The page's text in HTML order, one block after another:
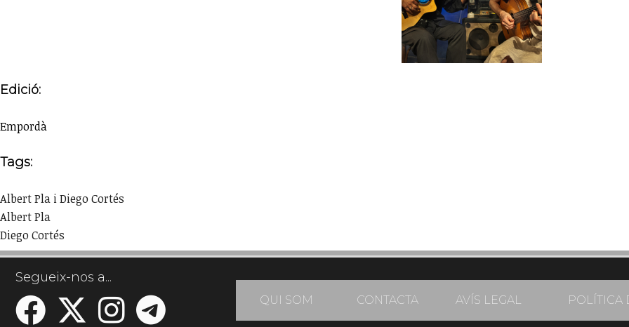
Edició:
Empordà
Tags:
Albert Pla i Diego Cortés
Albert Pla
Diego Cortés
Segueix-nos a...
QUI SOM CONTACTA AVÍS LEGAL POLÍTICA